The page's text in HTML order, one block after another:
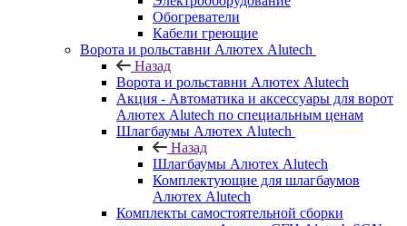
Обогреватели
Кабели греющие
Ворота и рольставни Алютех Alutech
Назад
Ворота и рольставни Алютех Alutech
Акция - Автоматика и аксессуары для ворот
Алютех Alutech по специальным ценам
Шлагбаумы Алютех Alutech
Назад
Шлагбаумы Алютех Alutech
Комплектующие для шлагбаумов
Алютех Alutech
Комплекты самостоятельной сборки